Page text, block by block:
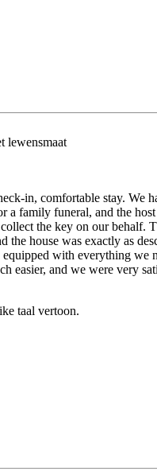
lewensmaat
in, comfortable stay. We
a family funeral, and the
the key on our behalf.
the house was exactly as
with everything we
easier, and we were very
taal vertoon.